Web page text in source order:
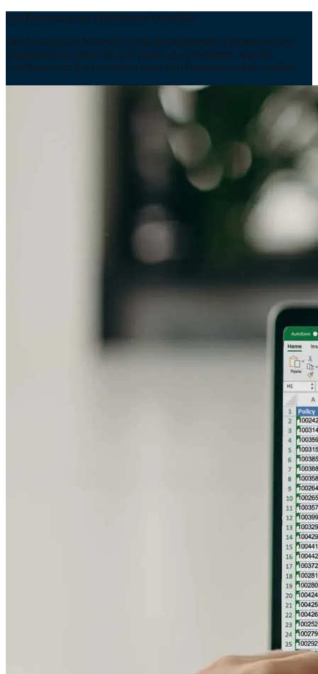
Die Bedeutung des Distribution Waterfalls
Der Distribution Waterfall ist ein grundlegendes Element bei der
Strukturierung eines GP-/LP-Deals, da er bestimmt, wie die
Cashflows aus der Investition unter den Partnern verteilt werden.